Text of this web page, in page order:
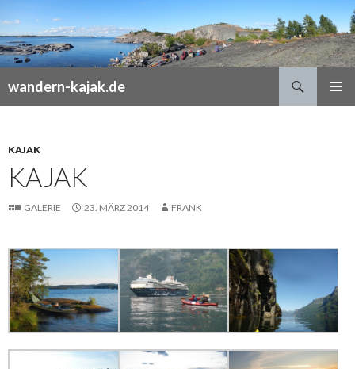
wandern-kajak.de
KAJAK
KAJAK
GALERIE 23. MÄRZ 2014 FRANK